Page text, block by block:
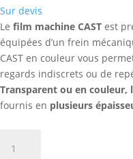
Sur devis
Le film machine CAST est
équipées d’un frein
CAST en couleur vous
regards indiscrets ou de
Transparent ou en couleur,
fournis en plusieurs